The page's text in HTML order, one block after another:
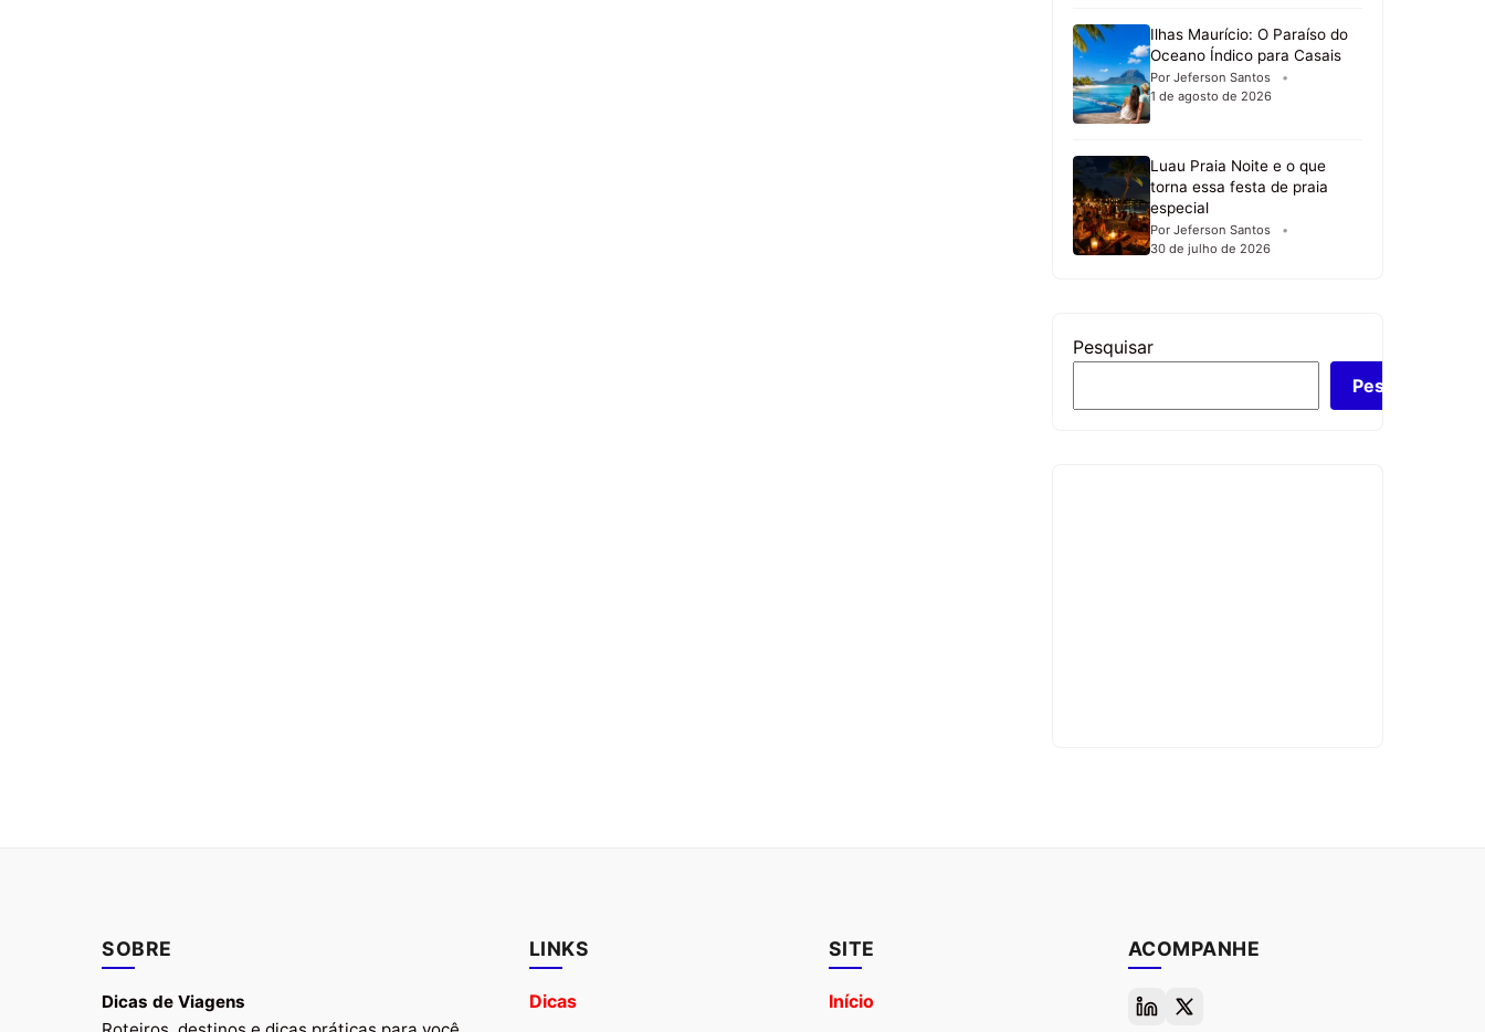
Ilhas Maurício: O Paraíso do
Oceano Índico para Casais
Por Jeferson Santos
1 de agosto de 2026
Luau Praia Noite e o que
torna essa festa de praia
especial
Por Jeferson Santos
30 de julho de 2026
Pesquisar
Pesquisar
SOBRE
Dicas de Viagens
LINKS
Dicas
SITE
Início
ACOMPANHE